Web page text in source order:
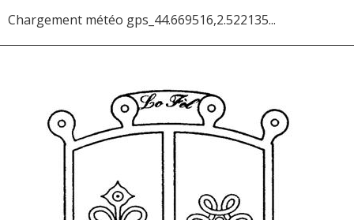
Chargement météo gps_44.669516,2.522135...